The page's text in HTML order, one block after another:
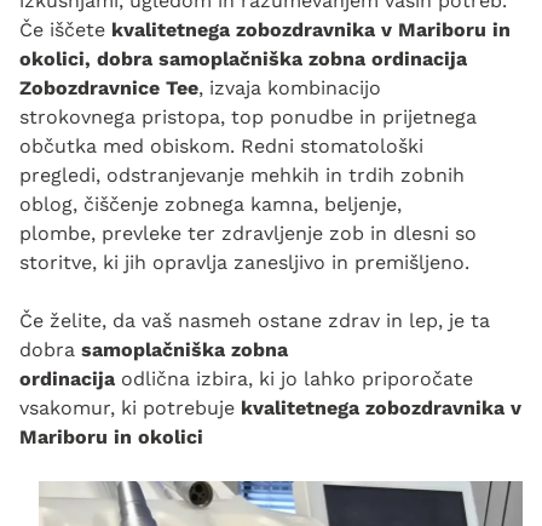
Če iščete kvalitetnega zobozdravnika v Mariboru in
okolici, dobra samoplačniška zobna ordinacija
Zobozdravnice Tee, izvaja kombinacijo
strokovnega pristopa, top ponudbe in prijetnega
občutka med obiskom. Redni stomatološki
pregledi, odstranjevanje mehkih in trdih zobnih
oblog, čiščenje zobnega kamna, beljenje,
plombe, prevleke ter zdravljenje zob in dlesni so
storitve, ki jih opravlja zanesljivo in premišljeno.
Če želite, da vaš nasmeh ostane zdrav in lep, je ta
dobra samoplačniška zobna
ordinacija odlična izbira, ki jo lahko priporočate
vsakomur, ki potrebuje kvalitetnega zobozdravnika v
Mariboru in okolici